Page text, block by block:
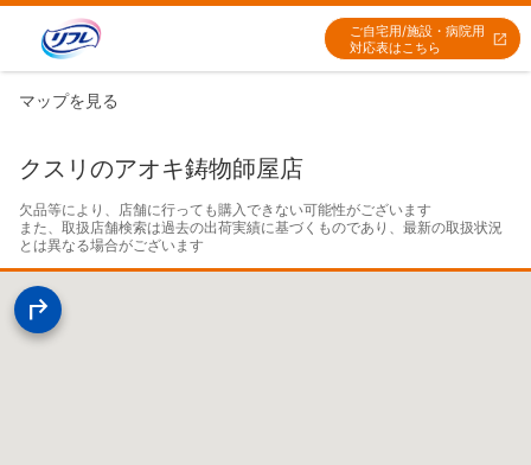
ご自宅用/施設・病院用
対応表はこちら
マップを見る
クスリのアオキ鋳物師屋店
欠品等により、店舗に行っても購入できない可能性がございます
また、取扱店舗検索は過去の出荷実績に基づくものであり、最新の取扱状況
とは異なる場合がございます